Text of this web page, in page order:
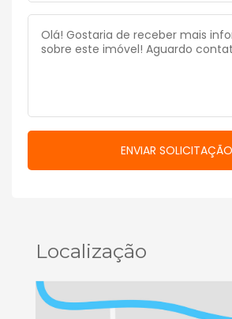
Localização